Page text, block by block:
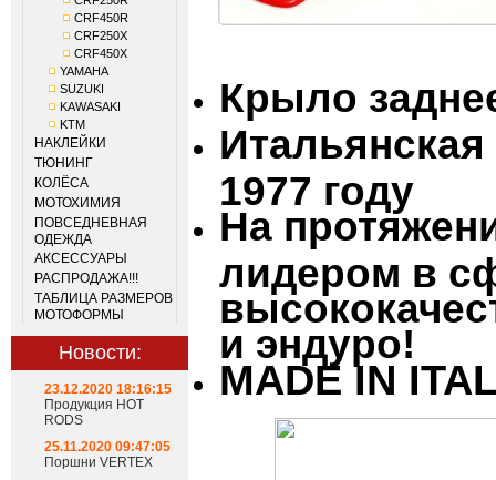
CRF450R
CRF250X
CRF450X
YAMAHA
SUZUKI
KAWASAKI
KTM
НАКЛЕЙКИ
ТЮНИНГ
КОЛЁСА
МОТОХИМИЯ
ПОВСЕДНЕВНАЯ
ОДЕЖДА
АКСЕССУАРЫ
РАСПРОДАЖА!!!
ТАБЛИЦА РАЗМЕРОВ
МОТОФОРМЫ
Новости:
23.12.2020 18:16:15
Продукция HOT
RODS
25.11.2020 09:47:05
Поршни VERTEX
Крыло
1977 году
На
лидером в
и эндуро!
MADE IN